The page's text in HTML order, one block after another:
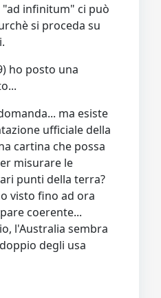
"ad infinitum" ci può
si proceda su
ho posto una
ma esiste
ufficiale della
cartina che possa
misurare le
punti della terra?
visto fino ad ora
coerente...
l'Australia sembra
degli usa